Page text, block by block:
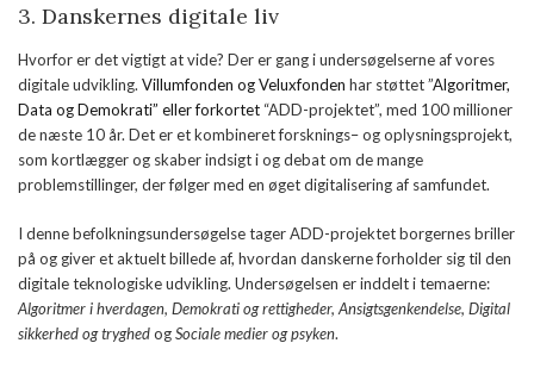
3. Danskernes digitale liv
Hvorfor er det vigtigt at vide? Der er gang i undersøgelserne af vores
digitale udvikling. Villumfonden og Veluxfonden har støttet ”Algoritmer,
Data og Demokrati” eller forkortet “ADD-projektet”, med 100 millioner
de næste 10 år. Det er et kombineret forsknings– og oplysningsprojekt,
som kortlægger og skaber indsigt i og debat om de mange
problemstillinger, der følger med en øget digitalisering af samfundet.
I denne befolkningsundersøgelse tager ADD-projektet borgernes briller
på og giver et aktuelt billede af, hvordan danskerne forholder sig til den
digitale teknologiske udvikling. Undersøgelsen er inddelt i temaerne:
Algoritmer i hverdagen, Demokrati og rettigheder, Ansigtsgenkendelse, Digital
sikkerhed og tryghedogSociale medier og psyken.